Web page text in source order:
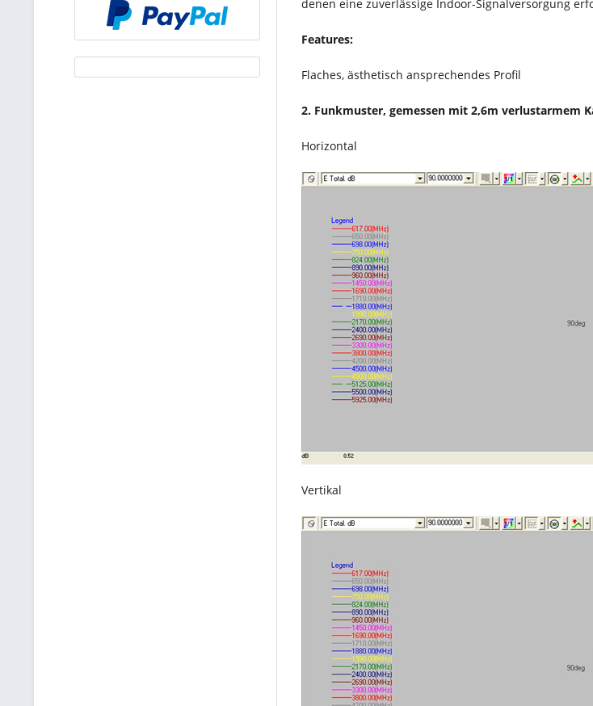
denen eine zuverlässige Indoor-Signalversorgung
Features:
Flaches, ästhetisch ansprechendes Profil
2. Funkmuster, gemessen mit 2,6m verlustarmem
Horizontal
Vertikal